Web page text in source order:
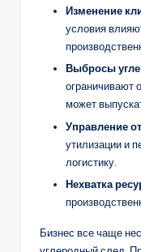
Изменение
условия
Выбросы
ограничивают
может
Управление
утилизации и
логистику.
Нехватка
Бизнес все чаще